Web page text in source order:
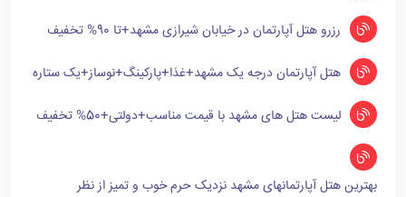
رزرو هتل آپارتمان در خیابان شیرازی مشهد+تا 90% تخفیف
هتل آپارتمان درجه یک مشهد+غذا+پارکینگ+نوساز+یک ستاره
لیست هتل های مشهد با قیمت مناسب+دولتی+50% تخفیف
بهترین هتل آپارتمانهای مشهد نزدیک حرم خوب و تمیز از نظر